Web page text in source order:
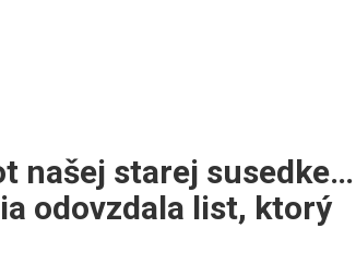
našej starej susedke…
odovzdala list, ktorý